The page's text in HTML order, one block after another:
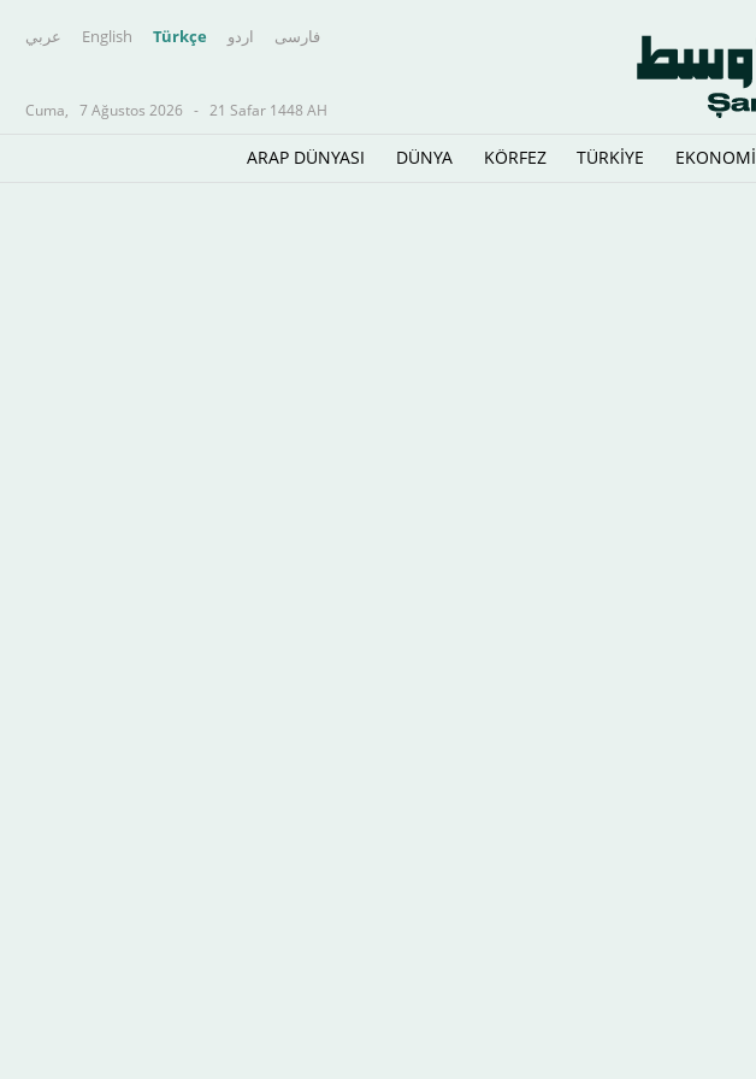
عربي English Türkçe اردو فارسى
Cuma, 7 Ağustos 2026 - 21 Safar 1448 AH
ARAP DÜNYASI DÜNYA KÖRFEZ TÜRKİYE EKONOMİ